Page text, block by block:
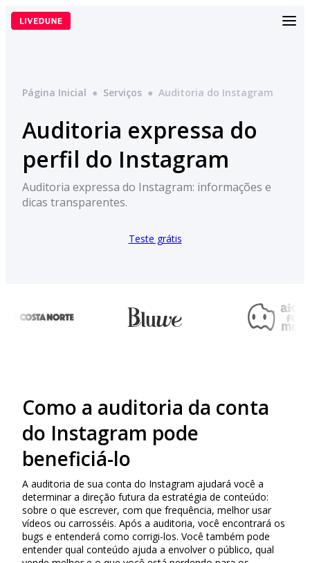
Pular
para
Página Inicial ● Serviços ● Auditoria do Instagram
Auditoria expressa do
perfil do Instagram
Auditoria expressa do Instagram: informações e
dicas transparentes.
Teste grátis
Como a auditoria da conta
do Instagram pode
beneficiá-lo
A auditoria de sua conta do Instagram ajudará você a
determinar a direção futura da estratégia de conteúdo:
sobre o que escrever, com que frequência, melhor usar
vídeos ou carrosséis. Após a auditoria, você encontrará os
bugs e entenderá como corrigi-los. Você também pode
entender qual conteúdo ajuda a envolver o público, qual